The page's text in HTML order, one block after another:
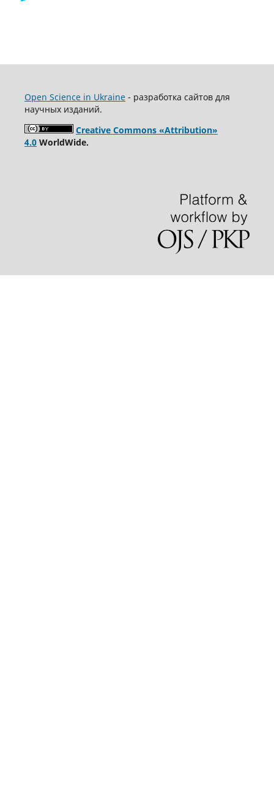
Open Science in Ukraine- разработка сайтов для
научных изданий.
Creative Commons «Attribution»
4.0WorldWide.